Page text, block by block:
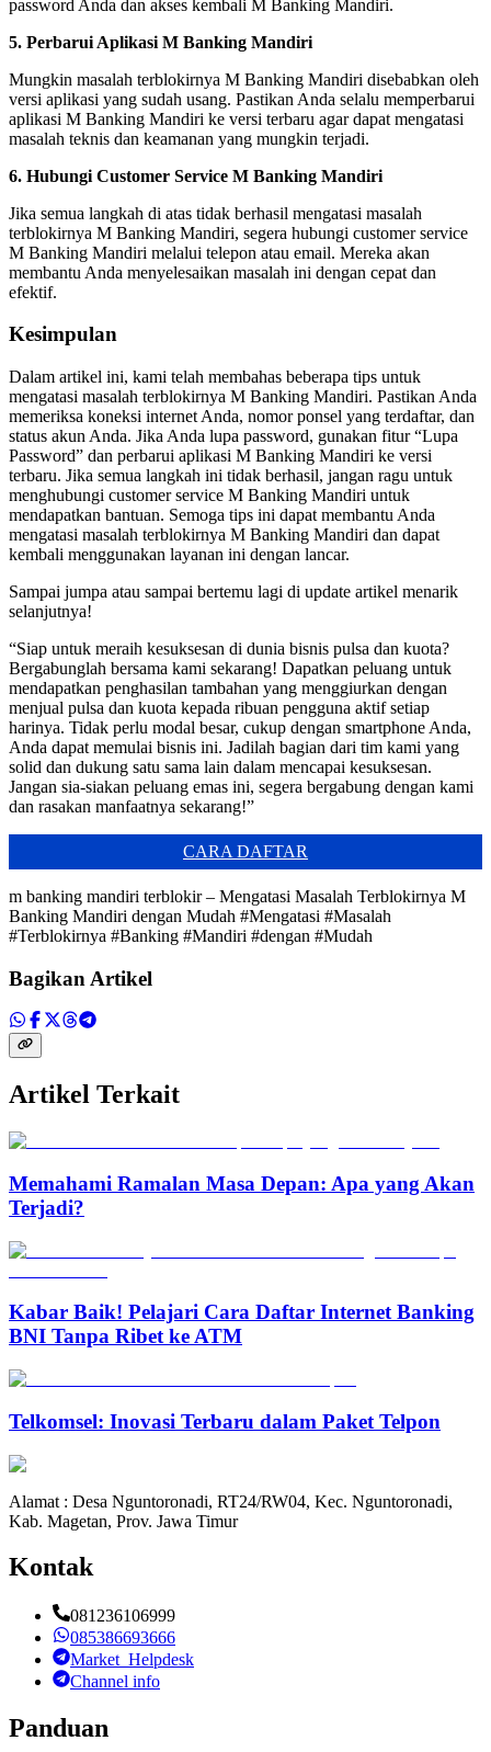
password Anda dan akses kembali M Banking Mandiri.
5. Perbarui Aplikasi M Banking Mandiri
Mungkin masalah terblokirnya M Banking Mandiri disebabkan oleh
versi aplikasi yang sudah usang. Pastikan Anda selalu memperbarui
aplikasi M Banking Mandiri ke versi terbaru agar dapat mengatasi
masalah teknis dan keamanan yang mungkin terjadi.
6. Hubungi Customer Service M Banking Mandiri
Jika semua langkah di atas tidak berhasil mengatasi masalah
terblokirnya M Banking Mandiri, segera hubungi customer service
M Banking Mandiri melalui telepon atau email. Mereka akan
membantu Anda menyelesaikan masalah ini dengan cepat dan
efektif.
Kesimpulan
Dalam artikel ini, kami telah membahas beberapa tips untuk
mengatasi masalah terblokirnya M Banking Mandiri. Pastikan Anda
memeriksa koneksi internet Anda, nomor ponsel yang terdaftar, dan
status akun Anda. Jika Anda lupa password, gunakan fitur “Lupa
Password” dan perbarui aplikasi M Banking Mandiri ke versi
terbaru. Jika semua langkah ini tidak berhasil, jangan ragu untuk
menghubungi customer service M Banking Mandiri untuk
mendapatkan bantuan. Semoga tips ini dapat membantu Anda
mengatasi masalah terblokirnya M Banking Mandiri dan dapat
kembali menggunakan layanan ini dengan lancar.
Sampai jumpa atau sampai bertemu lagi di update artikel menarik
selanjutnya!
“Siap untuk meraih kesuksesan di dunia bisnis pulsa dan kuota?
Bergabunglah bersama kami sekarang! Dapatkan peluang untuk
mendapatkan penghasilan tambahan yang menggiurkan dengan
menjual pulsa dan kuota kepada ribuan pengguna aktif setiap
harinya. Tidak perlu modal besar, cukup dengan smartphone Anda,
Anda dapat memulai bisnis ini. Jadilah bagian dari tim kami yang
solid dan dukung satu sama lain dalam mencapai kesuksesan.
Jangan sia-siakan peluang emas ini, segera bergabung dengan kami
dan rasakan manfaatnya sekarang!”
CARA DAFTAR
m banking mandiri terblokir – Mengatasi Masalah Terblokirnya M
Banking Mandiri dengan Mudah #Mengatasi #Masalah
#Terblokirnya #Banking #Mandiri #dengan #Mudah
Bagikan Artikel
Artikel Terkait
Memahami Ramalan Masa Depan: Apa yang Akan
Terjadi?
Kabar Baik! Pelajari Cara Daftar Internet Banking
BNI Tanpa Ribet ke ATM
Telkomsel: Inovasi Terbaru dalam Paket Telpon
Alamat : Desa Nguntoronadi, RT24/RW04, Kec. Nguntoronadi,
Kab. Magetan, Prov. Jawa Timur
Kontak
081236106999
085386693666
Market_Helpdesk
Channel info
Panduan